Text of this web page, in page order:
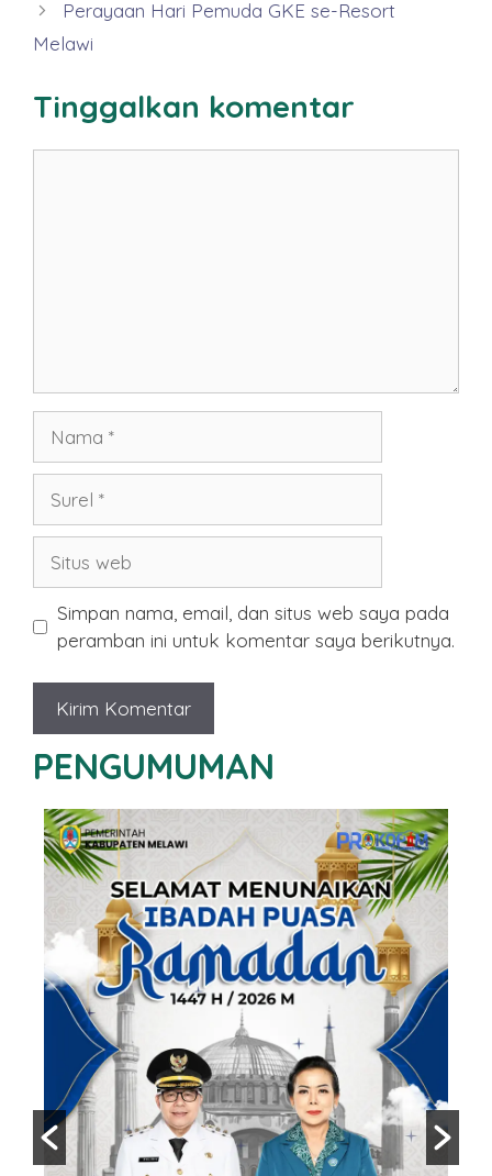
Perayaan Hari Pemuda GKE se-Resort
Melawi
Tinggalkan komentar
web
Simpan nama, email, dan situs web saya pada
peramban ini untuk komentar saya berikutnya.
PENGUMUMAN